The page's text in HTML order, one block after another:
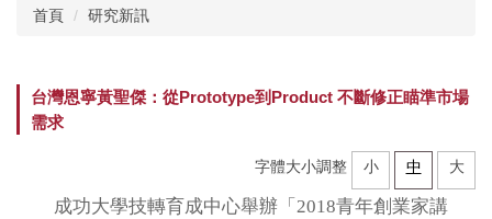
所屬研究中心
首頁 研究新訊
台灣恩寧黃聖傑：從Prototype到Product 不斷修正瞄準市場
需求
字體大小調整 小 中 大
成功大學技轉育成中心舉辦「2018青年創業家講